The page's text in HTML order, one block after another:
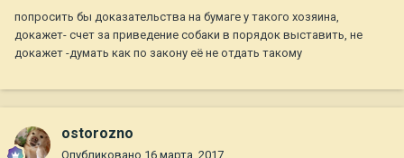
попросить бы доказательства на бумаге у такого хозяина,
докажет- счет за приведение собаки в порядок выставить, не
докажет -думать как по закону её не отдать такому
ostorozno
Опубликовано 16 марта, 2017